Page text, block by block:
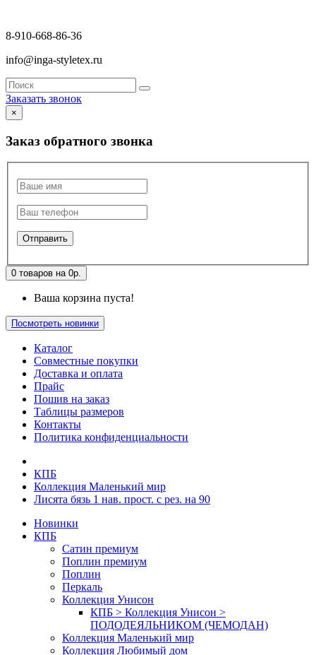
8-910-668-86-36
info@inga-styletex.ru
Заказать звонок
×
Заказ обратного звонка
0 товаров на 0р.
Ваша корзина пуста!
Посмотреть новинки
Каталог
Совместные покупки
Доставка и оплата
Прайс
Пошив на заказ
Таблицы размеров
Контакты
Политика конфиденциальности
КПБ
Коллекция Маленький мир
Лисята бязь 1 нав. прост. с рез. на 90
Новинки
КПБ
Сатин премиум
Поплин премиум
Поплин
Перкаль
Коллекция Унисон
КПБ > Коллекция Унисон >
ПОДОДЕЯЛЬНИКОМ (ЧЕМОДАН)
Коллекция Маленький мир
Коллекция Любимый дом